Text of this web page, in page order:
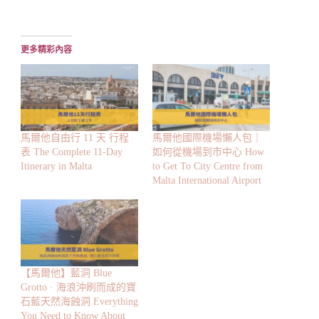
入...
更多精彩內容
馬爾他自由行 11 天 行程
表 The Complete 11-Day
Itinerary in Malta
馬爾他國際機場懶人包｜
如何從機場到市中心 How
to Get To City Centre from
Malta International Airport
【馬爾他】藍洞 Blue
Grotto · 海浪沖刷而成的寶
石藍天然海蝕洞 Everything
You Need to Know About